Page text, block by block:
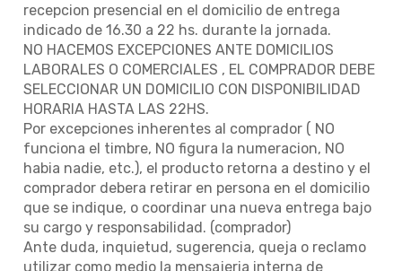
recepcion presencial en el domicilio de entrega
indicado de 16.30 a 22 hs. durante la jornada.
NO HACEMOS EXCEPCIONES ANTE DOMICILIOS
LABORALES O COMERCIALES , EL COMPRADOR DEBE
SELECCIONAR UN DOMICILIO CON DISPONIBILIDAD
HORARIA HASTA LAS 22HS.
Por excepciones inherentes al comprador ( NO
funciona el timbre, NO figura la numeracion, NO
habia nadie, etc.), el producto retorna a destino y el
comprador debera retirar en persona en el domicilio
que se indique, o coordinar una nueva entrega bajo
su cargo y responsabilidad. (comprador)
Ante duda, inquietud, sugerencia, queja o reclamo
utilizar como medio la mensajeria interna de